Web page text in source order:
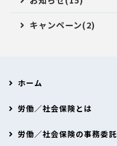
キャンペーン(2)
ホーム
労働／社会保険とは
労働／社会保険の事務委託